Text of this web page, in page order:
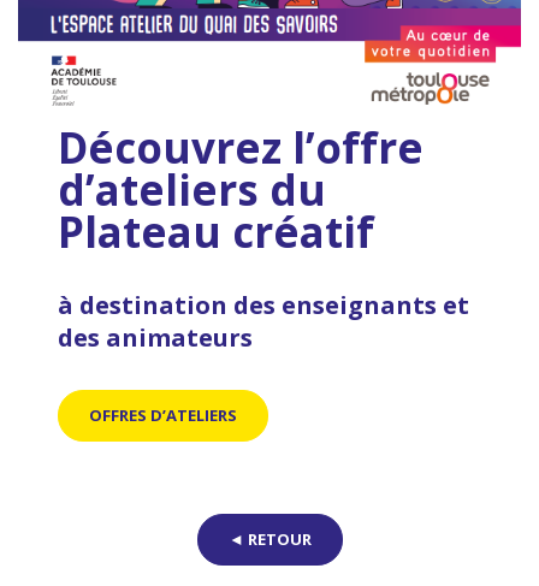
Découvrez l’offre
d’ateliers du
Plateau créatif
à destination des enseignants et
des animateurs
OFFRES D’ATELIERS
◄ RETOUR